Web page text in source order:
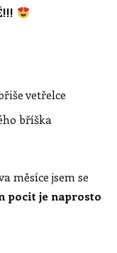
vetřelce
bříška
měsíce jsem se
pocit je naprosto